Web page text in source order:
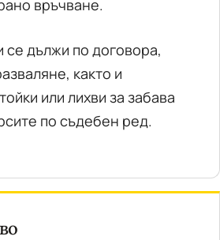
връчване.
се дължи по договора,
както и
или лихви за забава
по съдебен ред.